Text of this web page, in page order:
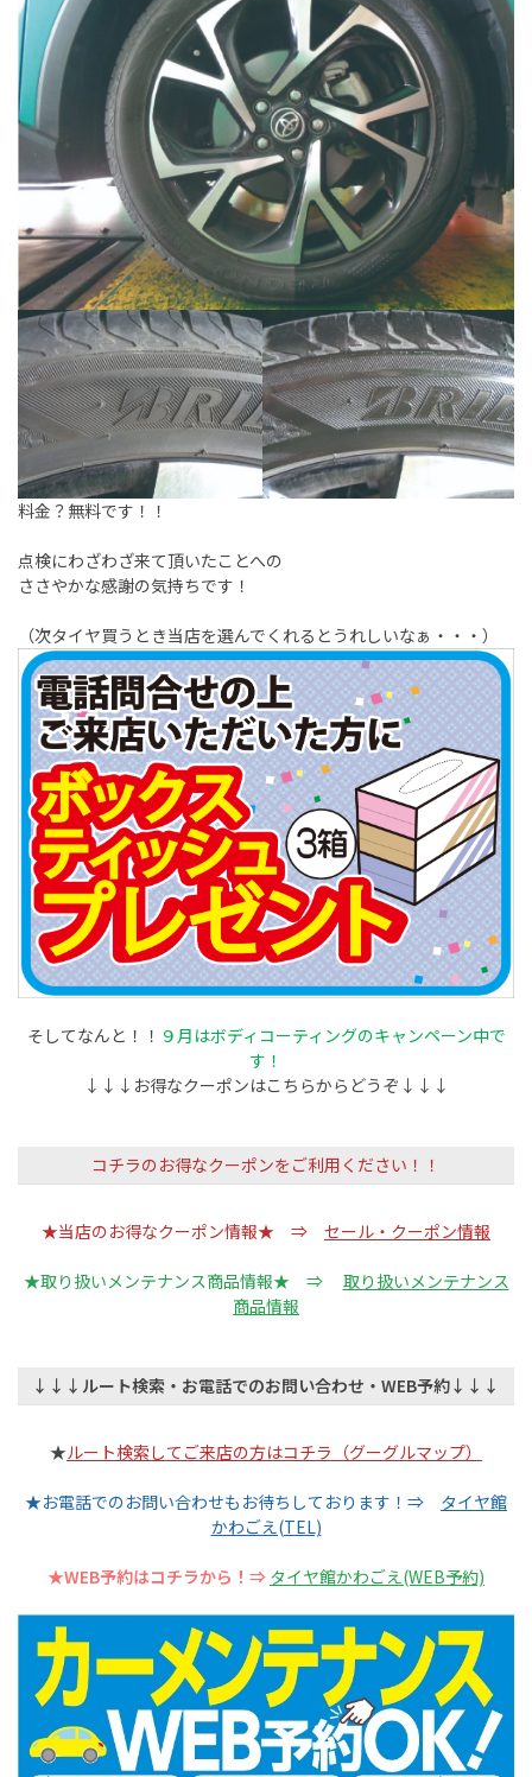
料金？無料です！！
点検にわざわざ来て頂いたことへの
ささやかな感謝の気持ちです！
（次タイヤ買うとき当店を選んでくれるとうれしいなぁ・・・）
そしてなんと！！ ９月はボディコーティングのキャンペーン中で
す！
↓↓↓お得なクーポンはこちらからどうぞ↓↓↓
コチラのお得なクーポンをご利用ください！！
★当店のお得なクーポン情報★ ⇒ セール・クーポン情報
★取り扱いメンテナンス商品情報★ ⇒
取り扱いメンテナンス
商品情報
↓↓↓ルート検索・お電話でのお問い合わせ・WEB予約↓↓↓
★ルート検索してご来店の方はコチラ（グーグルマップ）
★お電話でのお問い合わせもお待ちしております！⇒
タイヤ館
かわごえ(TEL)
★WEB予約はコチラから！⇒ タイヤ館かわごえ(WEB予約)